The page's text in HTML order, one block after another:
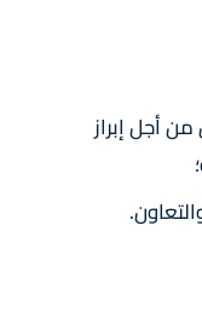
أجل إبراز